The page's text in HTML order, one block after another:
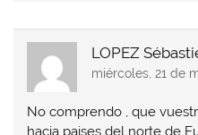
LOPEZ
miércoles, 21 de
No comprendo , que
hacia paises del norte de